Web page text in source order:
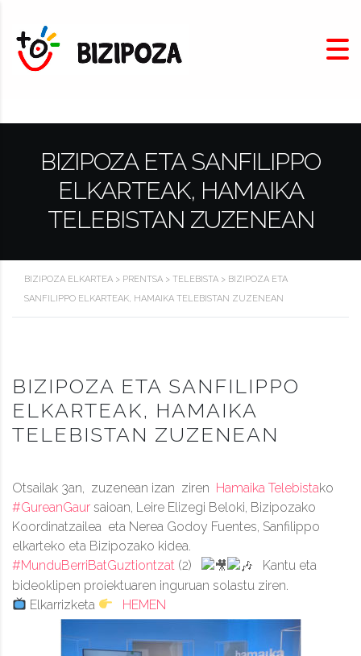
BIZIPOZA ETA SANFILIPPO
ELKARTEAK, HAMAIKA
TELEBISTAN ZUZENEAN
BIZIPOZA ELKARTEA > PRENTSA > TELEBISTA > BIZIPOZA ETA
SANFILIPPO ELKARTEAK, HAMAIKA TELEBISTAN ZUZENEAN
BIZIPOZA ETA SANFILIPPO
ELKARTEAK, HAMAIKA
TELEBISTAN ZUZENEAN
Otsailak 3an, zuzenean izan ziren Hamaika Telebistako
#GureanGaur saioan, Leire Elizegi Beloki, Bizipozako
Koordinatzailea eta Nerea Godoy Fuentes, Sanfilippo
elkarteko eta Bizipozako kidea.
#MunduBerriBatGuztiontzat (2)
Kantu eta
bideoklipen proiektuaren inguruan solastu ziren.
Elkarrizketa
HEMEN